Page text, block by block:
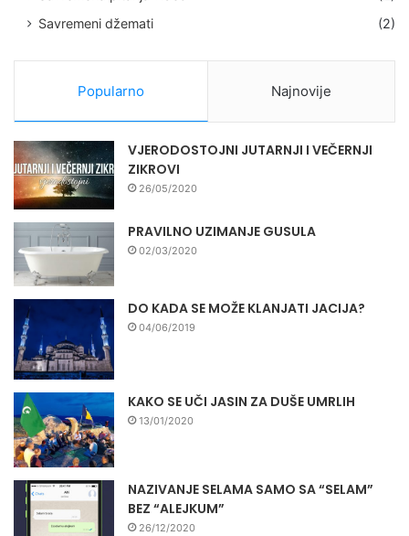
Savremeni džemati
(2)
Popularno Najnovije
VJERODOSTOJNI JUTARNJI I VEČERNJI
ZIKROVI
26/05/2020
PRAVILNO UZIMANJE GUSULA
02/03/2020
DO KADA SE MOŽE KLANJATI JACIJA?
04/06/2019
KAKO SE UČI JASIN ZA DUŠE UMRLIH
13/01/2020
NAZIVANJE SELAMA SAMO SA “SELAM”
BEZ “ALEJKUM”
26/12/2020